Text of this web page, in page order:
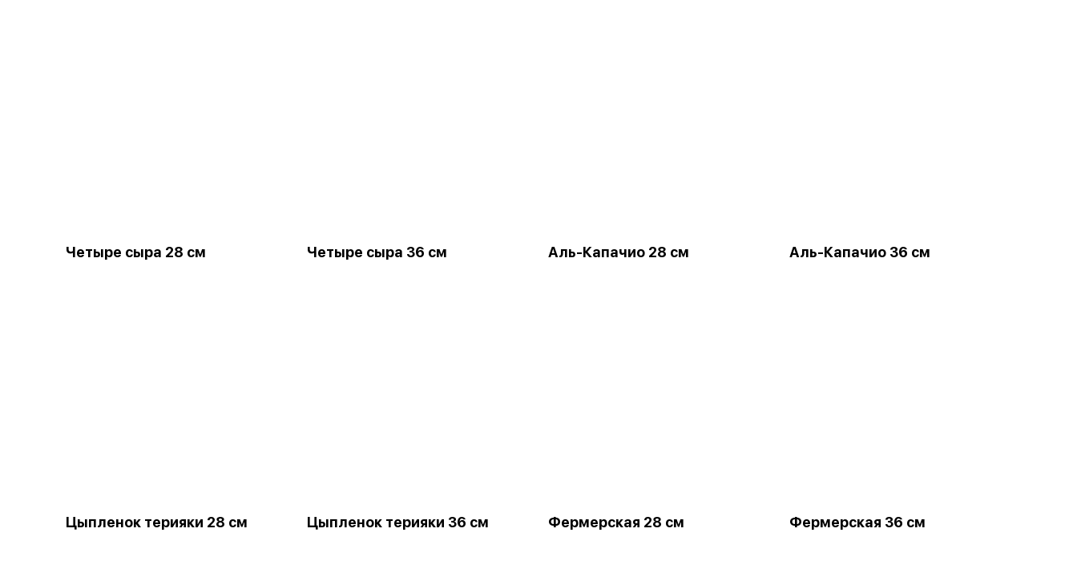
Четыре сыра 28 см Четыре сыра 36 см Аль-Капачио 28 см Аль-Капачио 36 см
Цыпленок терияки 28 см Цыпленок терияки 36 см Фермерская 28 см Фермерская 36 см